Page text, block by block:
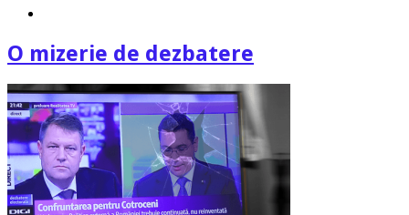
O mizerie de dezbatere